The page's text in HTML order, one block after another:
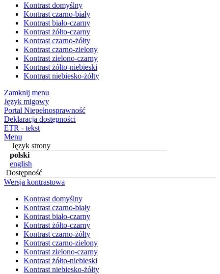
Kontrast domyślny
Kontrast czarno-biały
Kontrast biało-czarny
Kontrast żółto-czarny
Kontrast czarno-żółty
Kontrast czarno-zielony
Kontrast zielono-czarny
Kontrast żółto-niebieski
Kontrast niebiesko-żółty
Zamknij menu
Język migowy
Portal Niepełnosprawność
Deklaracja dostępności
ETR - tekst
Menu
Język strony
polski
english
Dostępność
Wersja kontrastowa
Kontrast domyślny
Kontrast czarno-biały
Kontrast biało-czarny
Kontrast żółto-czarny
Kontrast czarno-żółty
Kontrast czarno-zielony
Kontrast zielono-czarny
Kontrast żółto-niebieski
Kontrast niebiesko-żółty